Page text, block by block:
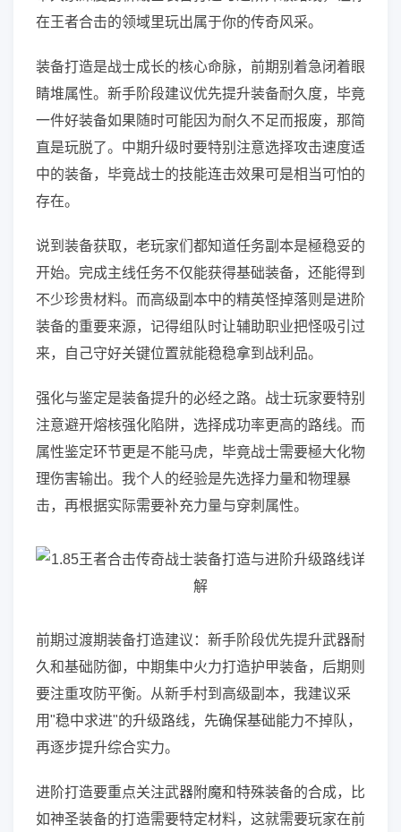
在王者合击的领域里玩出属于你的传奇风采。
装备打造是战士成长的核心命脉，前期别着急闭着眼
睛堆属性。新手阶段建议优先提升装备耐久度，毕竟
一件好装备如果随时可能因为耐久不足而报废，那简
直是玩脱了。中期升级时要特别注意选择攻击速度适
中的装备，毕竟战士的技能连击效果可是相当可怕的
存在。
说到装备获取，老玩家们都知道任务副本是極稳妥的
开始。完成主线任务不仅能获得基础装备，还能得到
不少珍贵材料。而高级副本中的精英怪掉落则是进阶
装备的重要来源，记得组队时让辅助职业把怪吸引过
来，自己守好关键位置就能稳稳拿到战利品。
强化与鉴定是装备提升的必经之路。战士玩家要特别
注意避开熔核强化陷阱，选择成功率更高的路线。而
属性鉴定环节更是不能马虎，毕竟战士需要極大化物
理伤害输出。我个人的经验是先选择力量和物理暴
击，再根据实际需要补充力量与穿刺属性。
前期过渡期装备打造建议：新手阶段优先提升武器耐
久和基础防御，中期集中火力打造护甲装备，后期则
要注重攻防平衡。从新手村到高级副本，我建议采
用"稳中求进"的升级路线，先确保基础能力不掉队，
再逐步提升综合实力。
进阶打造要重点关注武器附魔和特殊装备的合成，比
如神圣装备的打造需要特定材料，这就需要玩家在前